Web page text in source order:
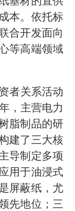
本。依托标
合开发面向
等高端领域
者关系活动
，主营电力
脂制品的研
建了三大核
导制定多项
用于油浸式
屏蔽纸，尤
先地位；三